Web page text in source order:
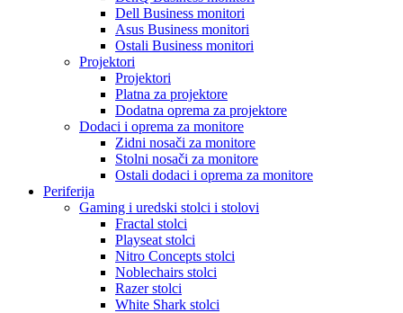
Dell Business monitori
Asus Business monitori
Ostali Business monitori
Projektori
Projektori
Platna za projektore
Dodatna oprema za projektore
Dodaci i oprema za monitore
Zidni nosači za monitore
Stolni nosači za monitore
Ostali dodaci i oprema za monitore
Periferija
Gaming i uredski stolci i stolovi
Fractal stolci
Playseat stolci
Nitro Concepts stolci
Noblechairs stolci
Razer stolci
White Shark stolci